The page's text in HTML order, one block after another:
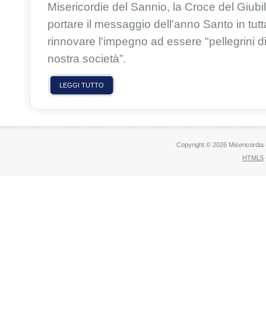
Misericordie del Sannio, la Croce del
portare il messaggio dell'anno Santo in
rinnovare l'impegno ad essere "pellegrini
nostra società”.
LEGGI TUTTO
Copyright © 2026
HTML5